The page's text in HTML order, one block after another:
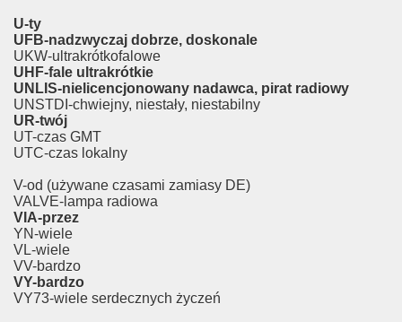
U-ty
UFB-nadzwyczaj dobrze, doskonale
UKW-ultrakrótkofalowe
UHF-fale ultrakrótkie
UNLIS-nielicencjonowany nadawca, pirat radiowy
UNSTDI-chwiejny, niestały, niestabilny
UR-twój
UT-czas GMT
UTC-czas lokalny
V-od (używane czasami zamiasy DE)
VALVE-lampa radiowa
VIA-przez
YN-wiele
VL-wiele
VV-bardzo
VY-bardzo
VY73-wiele serdecznych życzeń